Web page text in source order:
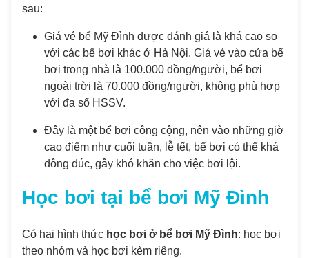
sau:
Giá vé bể Mỹ Đình được đánh giá là khá cao so
với các bể bơi khác ở Hà Nội. Giá vé vào cửa bể
bơi trong nhà là 100.000 đồng/người, bể bơi
ngoài trời là 70.000 đồng/người, không phù hợp
với đa số HSSV.
Đây là một bể bơi công cộng, nên vào những giờ
cao điểm như cuối tuần, lễ tết, bể bơi có thể khá
đông đúc, gây khó khăn cho việc bơi lội.
Học bơi tại bể bơi Mỹ Đình
Có hai hình thức học bơi ở bể bơi Mỹ Đình: học bơi
theo nhóm và học bơi kèm riêng.